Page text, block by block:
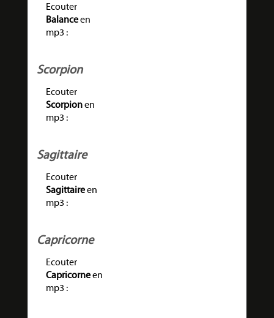
Ecouter
Balanceen
mp3 :
Scorpion
Ecouter
Scorpionen
mp3 :
Sagittaire
Ecouter
Sagittaireen
mp3 :
Capricorne
Ecouter
Capricorneen
mp3 :